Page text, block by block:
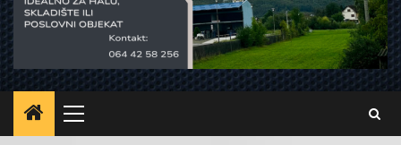
Primary
Menu